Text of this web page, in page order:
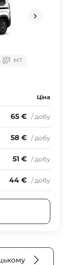
МТ
Ціна
65 € / добу
58 € / добу
51 € / добу
44 € / добу